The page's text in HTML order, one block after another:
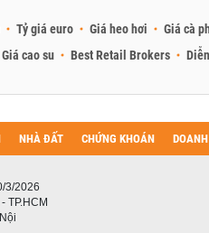
Tỷ giá euro Giá heo hơi Giá cà
Giá cao su Best Retail Brokers
NHÀ ĐẤT CHỨNG KHOÁN
3/2026
TP.HCM